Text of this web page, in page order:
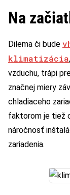
Na
Dilema či bude
klimatizácia
vzduchu, trápi
značnej miery
chladiaceho
faktorom je tiež
náročnosť
zariadenia.